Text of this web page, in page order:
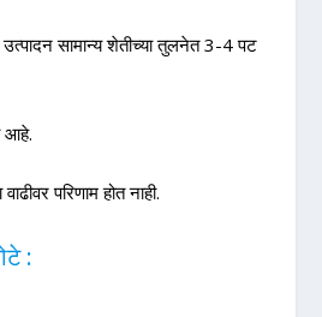
सामान्य शेतीच्या तुलनेत 3-4 पट
आहे.
परिणाम होत नाही.
: